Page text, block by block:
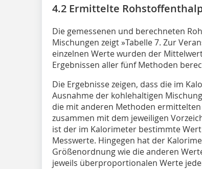
4.2 Ermittelte
Die gemessenen und berechneten
Mischungen zeigt»Tabelle 7. Zur
einzelnen Werte wurden der
Ergebnissen aller fünf Methoden
Die Ergebnisse zeigen, dass die im
Ausnahme der kohlehaltigen
die mit anderen Methoden
zusammen mit dem jeweiligen
ist der im Kalorimeter bestimmte
Messwerte. Hingegen hat der
Größenordnung wie die anderen
jeweils überproportionalen Werte